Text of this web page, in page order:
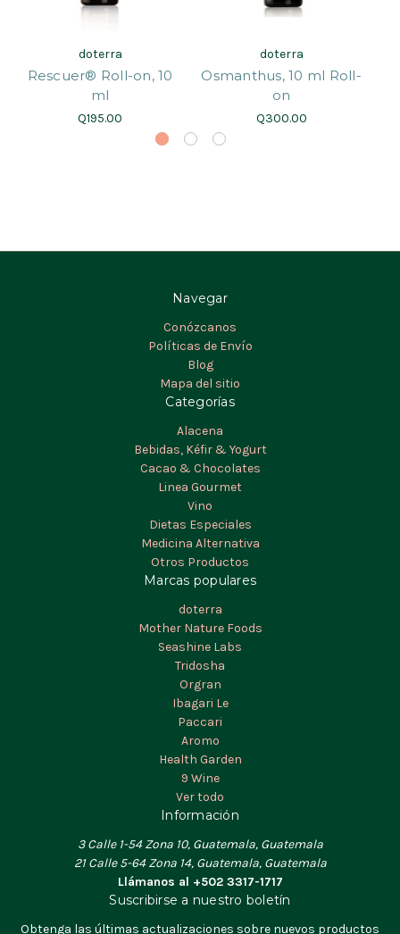
doterra
Rescuer® Roll-on, 10
ml
Q195.00
doterra
Osmanthus, 10 ml Roll-
on
Q300.00
Navegar
Conózcanos
Políticas de Envío
Blog
Mapa del sitio
Categorías
Alacena
Bebidas, Kéfir & Yogurt
Cacao & Chocolates
Linea Gourmet
Vino
Dietas Especiales
Medicina Alternativa
Otros Productos
Marcas populares
doterra
Mother Nature Foods
Seashine Labs
Tridosha
Orgran
Ibagari Le
Paccari
Aromo
Health Garden
9 Wine
Ver todo
Información
3 Calle 1-54 Zona 10, Guatemala, Guatemala
21 Calle 5-64 Zona 14, Guatemala, Guatemala
Llámanos al +502 3317-1717
Suscribirse a nuestro boletín
Obtenga las últimas actualizaciones sobre nuevos productos